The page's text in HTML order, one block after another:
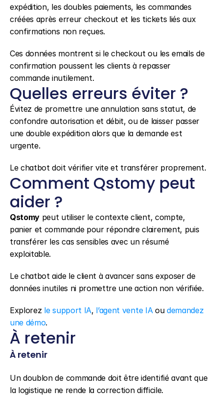
expédition, les doubles paiements, les commandes
créées après erreur checkout et les tickets liés aux
confirmations non reçues.
Ces données montrent si le checkout ou les emails de
confirmation poussent les clients à repasser
commande inutilement.
Quelles erreurs éviter ?
Évitez de promettre une annulation sans statut, de
confondre autorisation et débit, ou de laisser passer
une double expédition alors que la demande est
urgente.
Le chatbot doit vérifier vite et transférer proprement.
Comment Qstomy peut
aider ?
Qstomy peut utiliser le contexte client, compte,
panier et commande pour répondre clairement, puis
transférer les cas sensibles avec un résumé
exploitable.
Le chatbot aide le client à avancer sans exposer de
données inutiles ni promettre une action non vérifiée.
Explorez le support IA, l’agent vente IA ou demandez
une démo.
À retenir
À retenir
Un doublon de commande doit être identifié avant que
la logistique ne rende la correction difficile.